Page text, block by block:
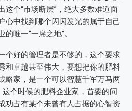
这个“市场断层”，绝大多数难道面
心中找到哪个闪闪发光的属于自己
唯一“一席之地”。
个好的管理者是不够的，这个要求
和卓越甚至伟大，要想把你的肥料
略家，是一个可以智慧千军万马两
个时候的肥料企业家，首要的问
功占有某个未曾有人占据的心智资